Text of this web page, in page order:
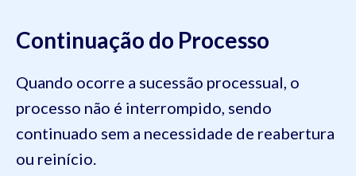
Continuação do Processo
Quando ocorre a sucessão processual, o
processo não é interrompido, sendo
continuado sem a necessidade de reabertura
ou reinício.